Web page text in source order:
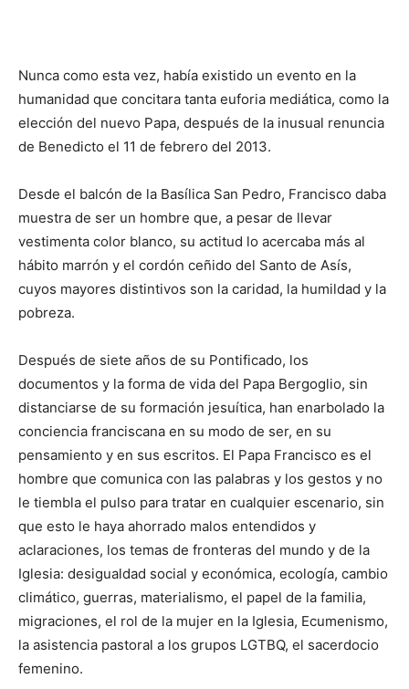
Nunca como esta vez, había existido un evento en la
humanidad que concitara tanta euforia mediática, como la
elección del nuevo Papa, después de la inusual renuncia
de Benedicto el 11 de febrero del 2013.
Desde el balcón de la Basílica San Pedro, Francisco daba
muestra de ser un hombre que, a pesar de llevar
vestimenta color blanco, su actitud lo acercaba más al
hábito marrón y el cordón ceñido del Santo de Asís,
cuyos mayores distintivos son la caridad, la humildad y la
pobreza.
Después de siete años de su Pontificado, los
documentos y la forma de vida del Papa Bergoglio, sin
distanciarse de su formación jesuítica, han enarbolado la
conciencia franciscana en su modo de ser, en su
pensamiento y en sus escritos. El Papa Francisco es el
hombre que comunica con las palabras y los gestos y no
le tiembla el pulso para tratar en cualquier escenario, sin
que esto le haya ahorrado malos entendidos y
aclaraciones, los temas de fronteras del mundo y de la
Iglesia: desigualdad social y económica, ecología, cambio
climático, guerras, materialismo, el papel de la familia,
migraciones, el rol de la mujer en la Iglesia, Ecumenismo,
la asistencia pastoral a los grupos LGTBQ, el sacerdocio
femenino.